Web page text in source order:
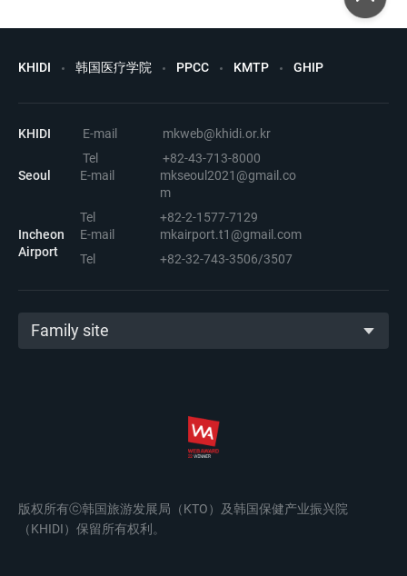
KHIDI 韩国医疗学院 PPCC KMTP GHIP
KHIDI E-mail
mkweb@khidi.or.kr
Tel
+82-43-713-8000
Seoul
E-mail
mkseoul2021@gmail.co
m
Tel
+82-2-1577-7129
Incheon
Airport
E-mail
mkairport.t1@gmail.com
Tel
+82-32-743-3506/3507
Family site
版权所有ⓒ韩国旅游发展局（KTO）及韩国保健产业振兴院
（KHIDI）保留所有权利。